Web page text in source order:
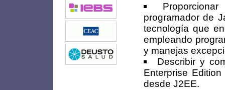
programador de
tecnología que
empleando
y manejas
Describir y
Enterprise
desde J2EE.